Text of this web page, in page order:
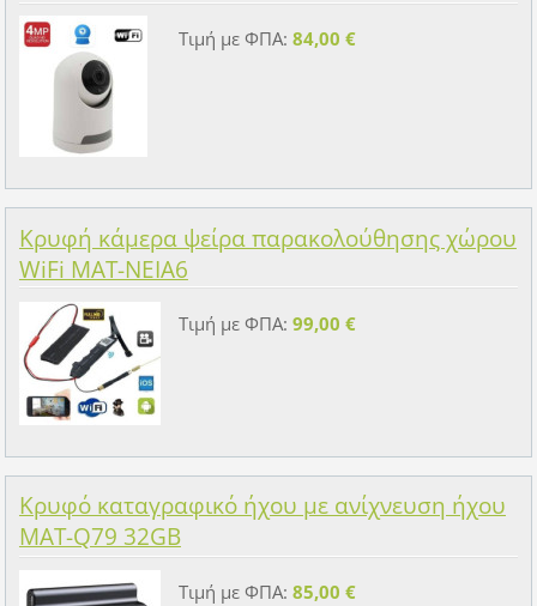
Τιμή με ΦΠΑ: 84,00 €
Κρυφή κάμερα ψείρα παρακολούθησης χώρου
WiFi MAT-NEIA6
Τιμή με ΦΠΑ: 99,00 €
Κρυφό καταγραφικό ήχου με ανίχνευση ήχου
MAT-Q79 32GB
Τιμή με ΦΠΑ: 85,00 €